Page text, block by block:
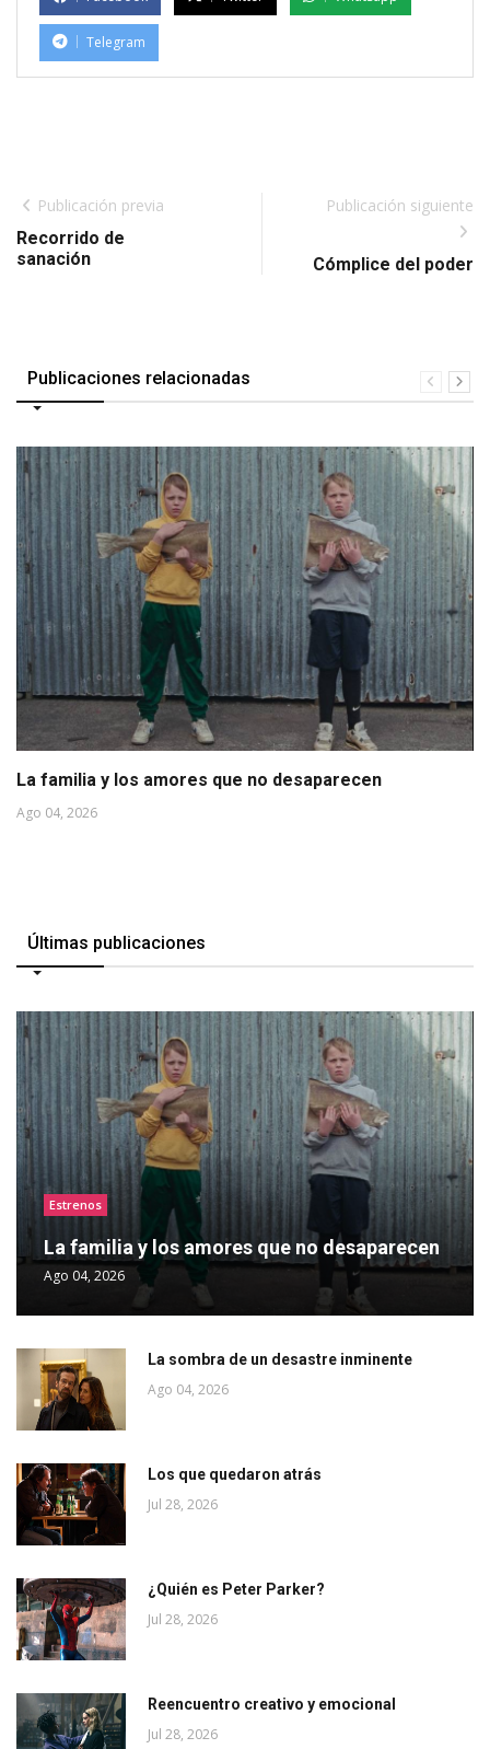
Telegram
Publicación previa
Recorrido de
sanación
Publicación siguiente
Cómplice del poder
Publicaciones relacionadas
La familia y los amores que no desaparecen
Ago 04, 2026
Últimas publicaciones
Estrenos
La familia y los amores que no desaparecen
Ago 04, 2026
La sombra de un desastre inminente
Ago 04, 2026
Los que quedaron atrás
Jul 28, 2026
¿Quién es Peter Parker?
Jul 28, 2026
Reencuentro creativo y emocional
Jul 28, 2026